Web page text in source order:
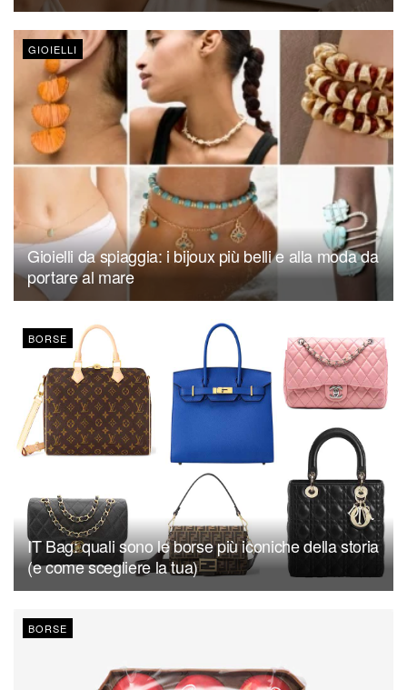
GIOIELLI
Gioielli da spiaggia: i bijoux più belli e alla moda da
portare al mare
BORSE
IT Bag: quali sono le borse più iconiche della storia
(e come scegliere la tua)
BORSE